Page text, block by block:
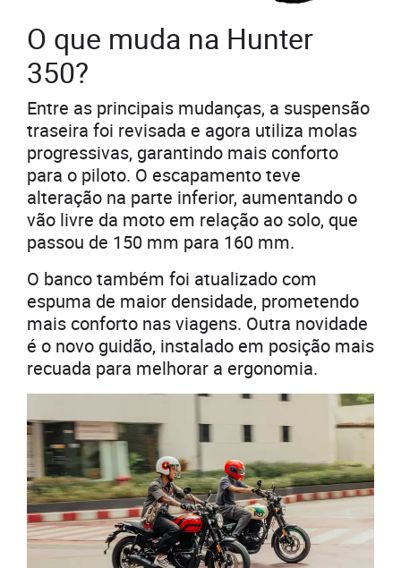
O que muda na Hunter
350?
Entre as principais mudanças, a suspensão
traseira foi revisada e agora utiliza molas
progressivas, garantindo mais conforto
para o piloto. O escapamento teve
alteração na parte inferior, aumentando o
vão livre da moto em relação ao solo, que
passou de 150 mm para 160 mm.
O banco também foi atualizado com
espuma de maior densidade, prometendo
mais conforto nas viagens. Outra novidade
é o novo guidão, instalado em posição mais
recuada para melhorar a ergonomia.